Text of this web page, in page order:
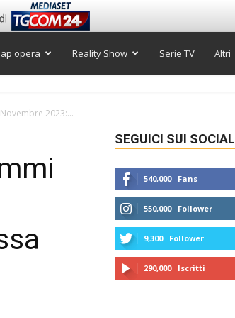
opera Reality Show Serie TV Altri
2023:...
SEGUICI SUI SOCIAL
540,000 Fans
550,000 Follower
9,300 Follower
290,000 Iscritti